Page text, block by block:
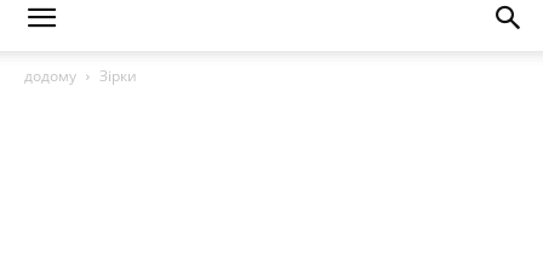
додому Зірки